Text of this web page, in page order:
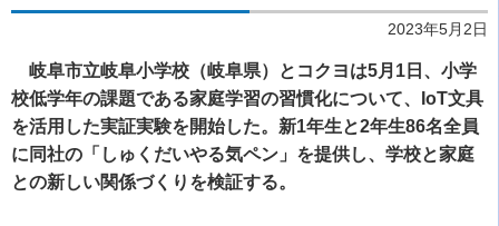
2023年5月2日
岐阜市立岐阜小学校（岐阜県）とコクヨは5月1日、小学
校低学年の課題である家庭学習の習慣化について、IoT文具
を活用した実証実験を開始した。新1年生と2年生86名全員
に同社の「しゅくだいやる気ペン」を提供し、学校と家庭
との新しい関係づくりを検証する。